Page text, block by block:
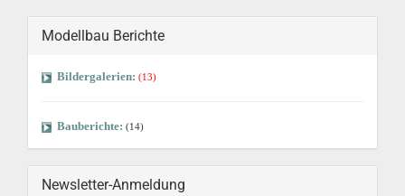
Modellbau Berichte
Bildergalerien: (13)
Bauberichte: (14)
Newsletter-Anmeldung